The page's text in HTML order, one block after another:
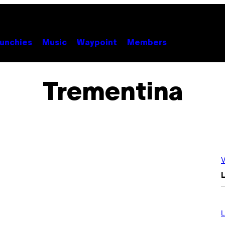
Music Waypoint Members
Trementina
M